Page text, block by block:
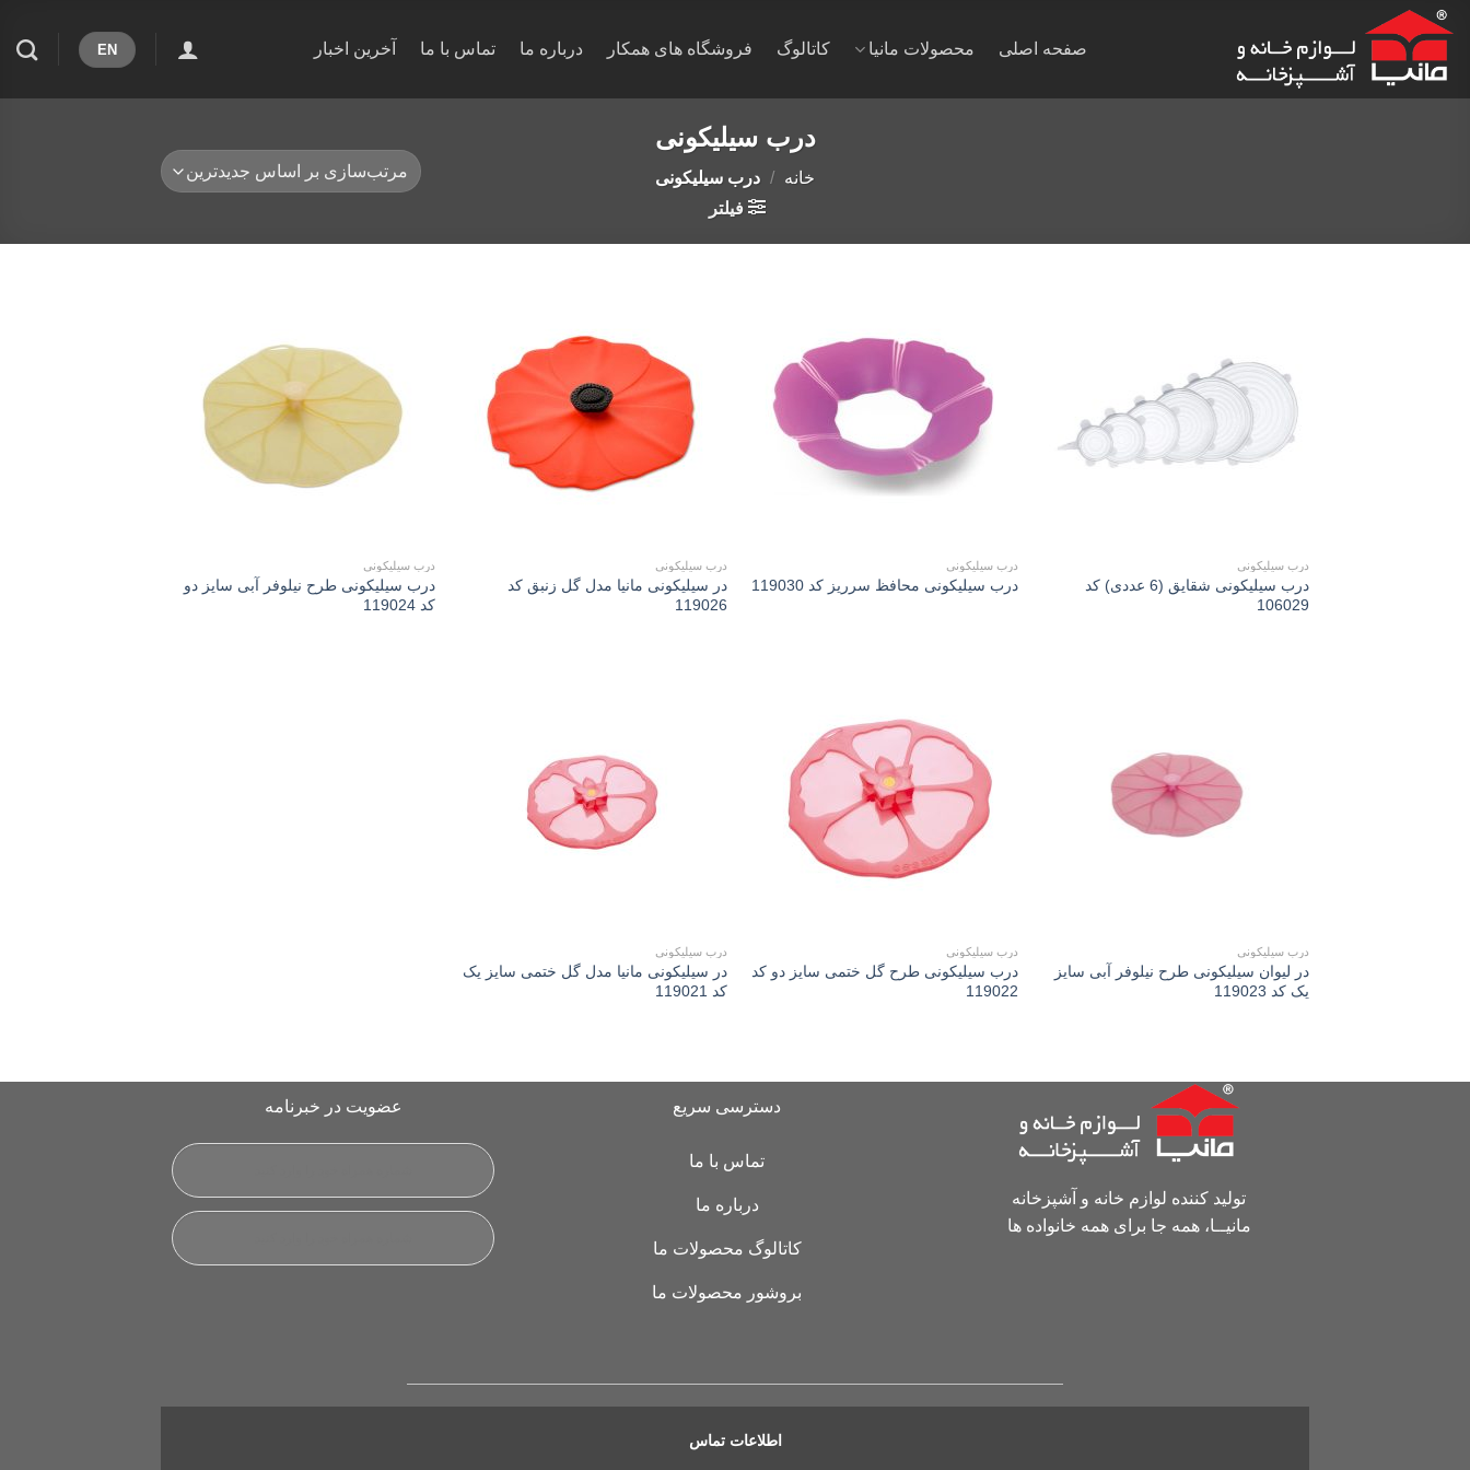
Skip
content
صفحه اصلی محصولات مانیا کاتالوگ فروشگاه های همکار درباره ما تماس با ما آخرین اخبار EN
درب سیلیکونی
خانه / درب سیلیکونی
فیلتر
درب سیلیکونی
درب سیلیکونی شقايق (6 عددی) کد
106029
Add to
wishlist
درب سیلیکونی
درب سیلیکونی محافظ سرريز کد 119030
Add to
wishlist
درب سیلیکونی
در سیلیکونی مانیا مدل گل زنبق کد
119026
wishlist
درب سیلیکونی
درب سیلیکونی طرح نیلوفر آبی سايز دو
کد 119024
درب سیلیکونی
در لیوان سیلیکونی طرح نیلوفر آبی سايز
یک کد 119023
wishlist
درب سیلیکونی
درب سیلیکونی طرح گل ختمی سايز دو کد
119022
درب سیلیکونی
در سیلیکونی مانیا مدل گل ختمی سایز یک
کد 119021
تولید کننده لوازم خانه و آشپزخانه
مانیــا، همه جا برای همه خانواده ها
دسترسی سریع
تماس با ما
درباره ما
کاتالوگ محصولات ما
بروشور محصولات ما
عضویت در خبرنامه
اطلاعات تماس